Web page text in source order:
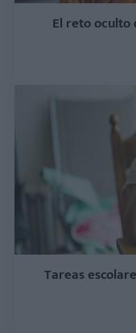
El reto oculto
Tareas